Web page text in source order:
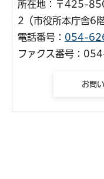
所在地：〒425-
2（市役所本庁舎6階
電話番号： 054-
ファクス番号：